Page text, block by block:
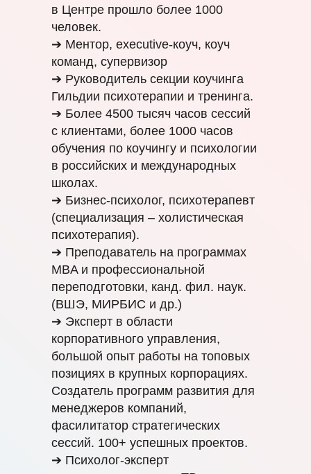
в Центре прошло более 1000
человек.
➔ Ментор, executive-коуч, коуч
команд, супервизор
➔ Руководитель секции коучинга
Гильдии психотерапии и тренинга.
➔ Более 4500 тысяч часов сессий
с клиентами, более 1000 часов
обучения по коучингу и психологии
в российских и международных
школах.
➔ Бизнес-психолог, психотерапевт
(специализация – холистическая
психотерапия).
➔ Преподаватель на программах
MBA и профессиональной
переподготовки, канд. фил. наук.
(ВШЭ, МИРБИС и др.)
➔ Эксперт в области
корпоративного управления,
большой опыт работы на топовых
позициях в крупных корпорациях.
Создатель программ развития для
менеджеров компаний,
фасилитатор стратегических
сессий. 100+ успешных проектов.
➔ Психолог-эксперт